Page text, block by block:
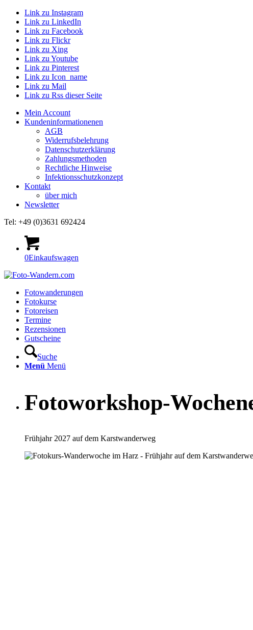
Link zu Instagram
Link zu LinkedIn
Link zu Facebook
Link zu Flickr
Link zu Xing
Link zu Youtube
Link zu Pinterest
Link zu Icon_name
Link zu Mail
Link zu Rss dieser Seite
Mein Account
Kundeninformationenen
AGB
Widerrufsbelehrung
Datenschutzerklärung
Zahlungsmethoden
Rechtliche Hinweise
Infektionsschutzkonzept
Kontakt
über mich
Newsletter
Tel: +49 (0)3631 692424
0Einkaufswagen
Fotowanderungen
Fotokurse
Fotoreisen
Termine
Rezensionen
Gutscheine
Suche
Menü Menü
Fotoworkshop-
Frühjahr 2027 auf dem Karstwanderweg